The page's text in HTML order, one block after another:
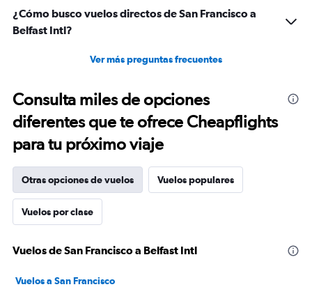
¿Cómo busco vuelos directos de San Francisco a
Belfast Intl?
Ver más preguntas frecuentes
Consulta miles de opciones
diferentes que te ofrece Cheapflights
para tu próximo viaje
Otras opciones de vuelos Vuelos populares
Vuelos por clase
Vuelos de San Francisco a Belfast Intl
Vuelos a San Francisco